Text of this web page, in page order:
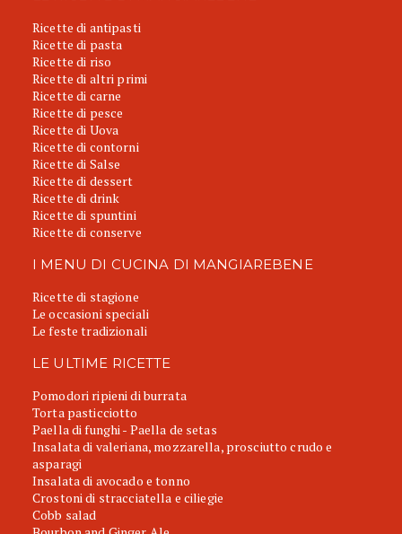
Ricette di antipasti
Ricette di pasta
Ricette di riso
Ricette di altri primi
Ricette di carne
Ricette di pesce
Ricette di Uova
Ricette di contorni
Ricette di Salse
Ricette di dessert
Ricette di drink
Ricette di spuntini
Ricette di conserve
I MENU DI CUCINA DI MANGIAREBENE
Ricette di stagione
Le occasioni speciali
Le feste tradizionali
LE ULTIME RICETTE
Pomodori ripieni di burrata
Torta pasticciotto
Paella di funghi - Paella de setas
Insalata di valeriana, mozzarella, prosciutto crudo e
asparagi
Insalata di avocado e tonno
Crostoni di stracciatella e ciliegie
Cobb salad